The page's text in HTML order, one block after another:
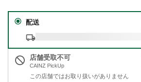
配送
店舗受取不可
CAINZ PickUp
この店舗ではお取り扱いがありません